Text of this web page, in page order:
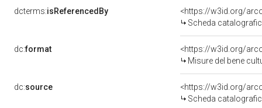
dcterms:isReferencedBy
<https://w3id.org/
Scheda
dc:format
<https://w3id.org/
Misure del bene
dc:source
<https://w3id.org/
Scheda